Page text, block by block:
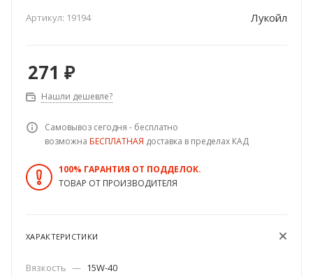
Артикул: 19194 Лукойл
271 ₽
Нашли дешевле?
Самовывоз сегодня - бесплатно
возможна БЕСПЛАТНАЯ доставка в пределах КАД
100% ГАРАНТИЯ ОТ ПОДДЕЛОК.
ТОВАР ОТ ПРОИЗВОДИТЕЛЯ
ХАРАКТЕРИСТИКИ
Вязкость — 15W-40